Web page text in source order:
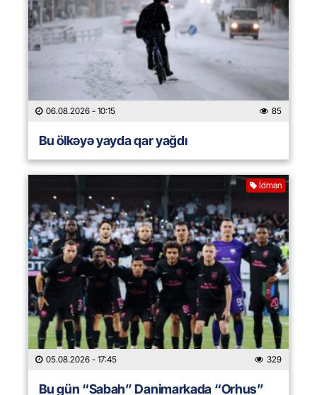
06.08.2026 - 10:15 85
Bu ölkəyə yayda qar yağdı
İdman
05.08.2026 - 17:45 329
Bu gün “Sabah” Danimarkada “Orhus”